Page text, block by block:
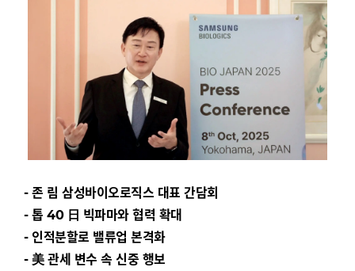
- 존 림 삼성바이오로직스 대표 간담회
- 톱 40 日 빅파마와 협력 확대
- 인적분할로 밸류업 본격화
- 美 관세 변수 속 신중 행보